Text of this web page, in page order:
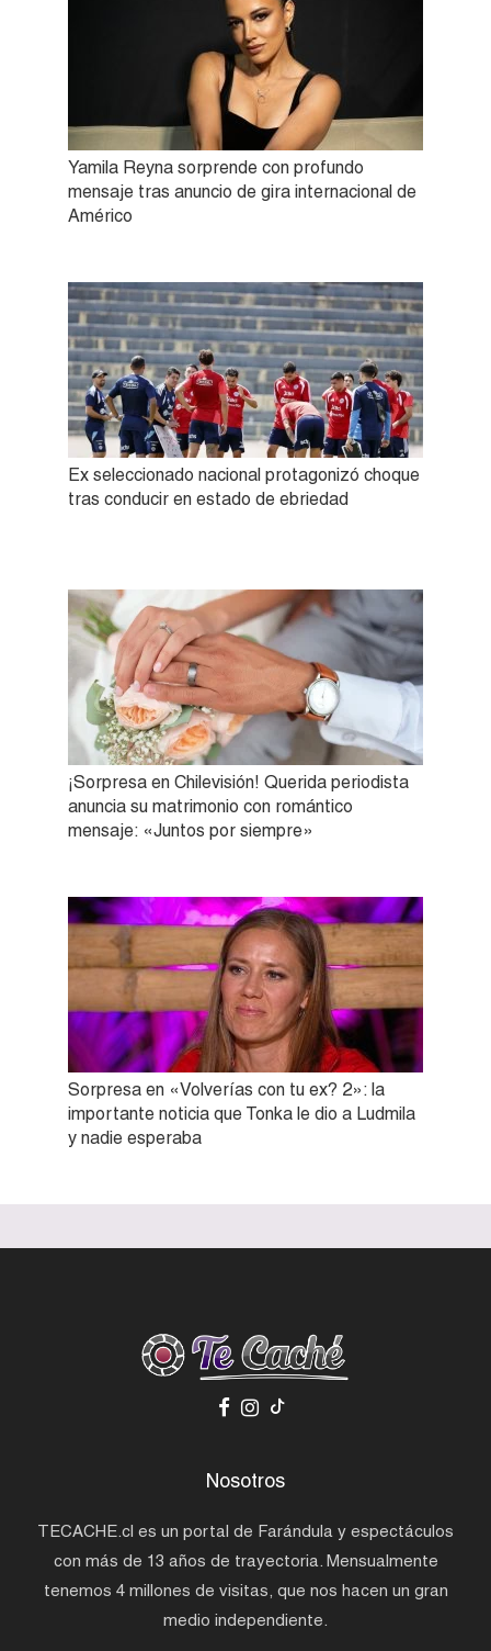
Yamila Reyna sorprende con profundo
mensaje tras anuncio de gira internacional de
Américo
Ex seleccionado nacional protagonizó choque
tras conducir en estado de ebriedad
¡Sorpresa en Chilevisión! Querida periodista
anuncia su matrimonio con romántico
mensaje: «Juntos por siempre»
Sorpresa en «Volverías con tu ex? 2»: la
importante noticia que Tonka le dio a Ludmila
y nadie esperaba
Nosotros
TECACHE.cl es un portal de Farándula y espectáculos
con más de 13 años de trayectoria. Mensualmente
tenemos 4 millones de visitas, que nos hacen un gran
medio independiente.